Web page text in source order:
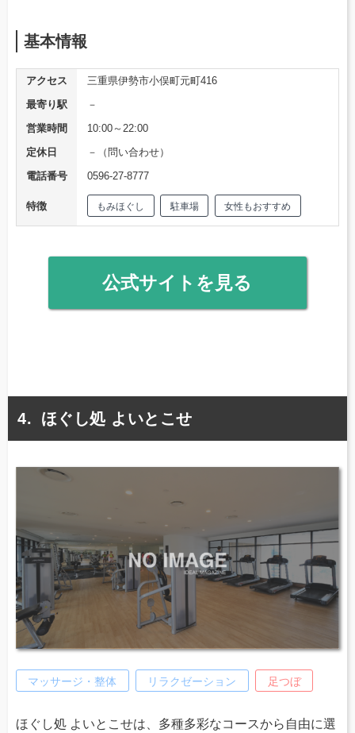
基本情報
アクセス
三重県伊勢市小俣町元町416
最寄り駅
－
営業時間
10:00～22:00
定休日
－（問い合わせ）
電話番号
0596-27-8777
特徴 もみほぐし 駐車場 女性もおすすめ
公式サイトを見る
ほぐし処 よいとこせ
マッサージ・整体 リラクゼーション 足つぼ
ほぐし処 よいとこせは、多種多彩なコースから自由に選